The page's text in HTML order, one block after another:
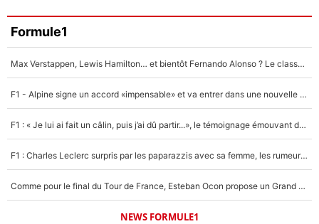
Formule1
Max Verstappen, Lewis Hamilton… et bientôt Fernando Alonso ? Le classement des pilotes les mieux payés en Formule 1 risque de changer !
F1 - Alpine signe un accord «impensable» et va entrer dans une nouvelle dimension : Grande nouvelle pour Pierre Gasly !
F1 : « Je lui ai fait un câlin, puis j’ai dû partir...», le témoignage émouvant de Max Verstappen sur sa fille
F1 : Charles Leclerc surpris par les paparazzis avec sa femme, les rumeurs étaient vraies !
Comme pour le final du Tour de France, Esteban Ocon propose un Grand Prix de Formule 1 à Paris : «Autour de l’Arc de Triomphe, ce serait génial» !
NEWS FORMULE1